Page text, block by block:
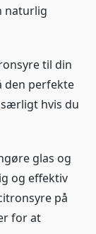
naturlig
til din
den perfekte
hvis du
glas og
og effektiv
på
for at